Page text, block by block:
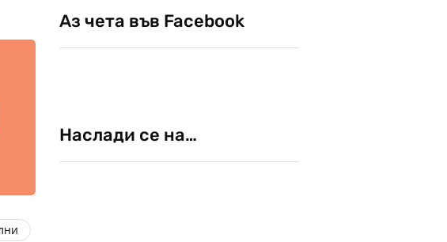
Аз чета във Facebook
Наслади се на…